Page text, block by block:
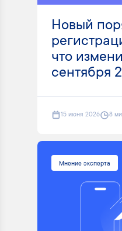
Новый
что
сентября
15 июня 2026 8
Мнение эксперта